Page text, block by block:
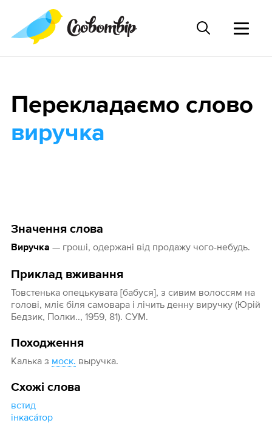
Значення слова
Виручка — гроші, одержані від продажу чого-небудь.
Приклад вживання
Товстенька опецькувата [бабуся], з сивим волоссям на
голові, мліє біля самовара і лічить денну виручку (Юрій
Бедзик, Полки.., 1959, 81). СУМ.
Походження
Калька з моск. выручка.
Схожі слова
встид
інкаса́тор
Перекладаємо слово
виручка